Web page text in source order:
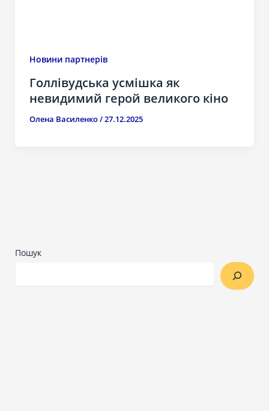
Новини партнерів
Голлівудська усмішка як
невидимий герой великого кіно
Олена Василенко/27.12.2025
Пошук